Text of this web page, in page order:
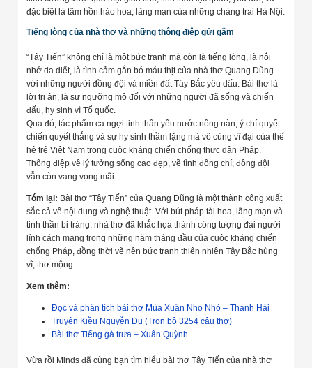
đặc biệt là tâm hồn hào hoa, lãng mạn của những chàng trai Hà Nội.
Tiếng lòng của nhà thơ và những thông điệp gửi gắm
“Tây Tiến” không chỉ là một bức tranh mà còn là tiếng lòng, là nỗi
nhớ da diết, là tình cảm gắn bó máu thịt của nhà thơ Quang Dũng
với những người đồng đội và miền đất Tây Bắc yêu dấu. Bài thơ là
lời tri ân, là sự ngưỡng mộ đối với những người đã sống và chiến
đấu, hy sinh vì Tổ quốc.
Qua đó, tác phẩm ca ngợi tinh thần yêu nước nồng nàn, ý chí quyết
chiến quyết thắng và sự hy sinh thầm lặng mà vô cùng vĩ đại của thế
hệ trẻ Việt Nam trong cuộc kháng chiến chống thực dân Pháp.
Thông điệp về lý tưởng sống cao đẹp, về tình đồng chí, đồng đội
vẫn còn vang vọng mãi.
Tóm lại: Bài thơ “Tây Tiến” của Quang Dũng là một thành công xuất
sắc cả về nội dung và nghệ thuật. Với bút pháp tài hoa, lãng mạn và
tinh thần bi tráng, nhà thơ đã khắc họa thành công tượng đài người
lính cách mạng trong những năm tháng đầu của cuộc kháng chiến
chống Pháp, đồng thời vẽ nên bức tranh thiên nhiên Tây Bắc hùng
vĩ, thơ mộng.
Xem thêm:
Đọc và phân tích bài thơ Mùa Xuân Nho Nhỏ – Thanh Hải
Truyện Kiều Nguyễn Du (Trọn bộ 3254 câu thơ)
Bài thơ Tiếng gà trưa – Xuân Quỳnh
Vừa rồi Minds đã cùng bạn tìm hiểu bài thơ Tây Tiến của nhà thơ